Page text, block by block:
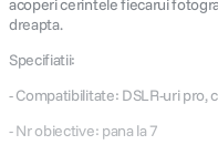
acoperi cerintele fiecarui
dreapta.
Specifiatii:
- Compatibilitate: DSLR-uri pro,
- Nr obiective: pana la 7